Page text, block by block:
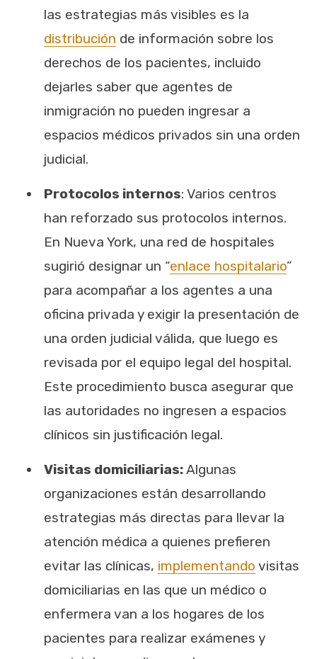
las estrategias más visibles es la
distribución de información sobre los
derechos de los pacientes, incluido
dejarles saber que agentes de
inmigración no pueden ingresar a
espacios médicos privados sin una orden
judicial.
Protocolos internos: Varios centros
han reforzado sus protocolos internos.
En Nueva York, una red de hospitales
sugirió designar un “enlace hospitalario”
para acompañar a los agentes a una
oficina privada y exigir la presentación de
una orden judicial válida, que luego es
revisada por el equipo legal del hospital.
Este procedimiento busca asegurar que
las autoridades no ingresen a espacios
clínicos sin justificación legal.
Visitas domiciliarias:Algunas
organizaciones están desarrollando
estrategias más directas para llevar la
atención médica a quienes prefieren
evitar las clínicas, implementando visitas
domiciliarias en las que un médico o
enfermera van a los hogares de los
pacientes para realizar exámenes y